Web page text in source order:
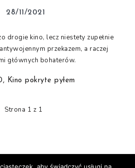
28/11/2021
drogie kino, lecz niestety zupełnie
przekazem, a raczej
głównych bohaterów.
, Kino pokryte pyłem
Strona 1 z 1